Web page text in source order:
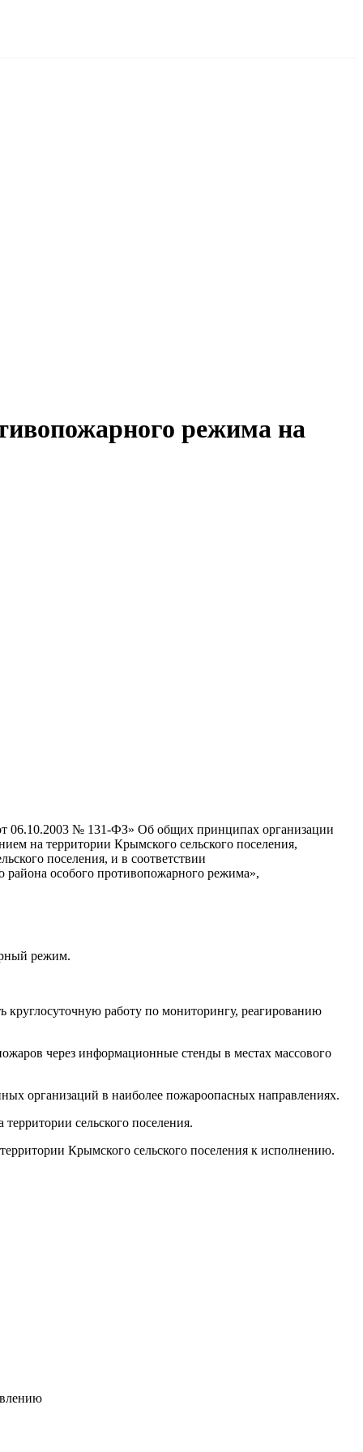
режима на
06.10.2003 № 131-ФЗ» Об общих принципах организации
на территории Крымского сельского поселения,
поселения, и в соответствии
особого противопожарного режима»,
режим.
работу по мониторингу, реагированию
через информационные стенды в местах массового
организаций в наиболее пожароопасных направлениях.
сельского поселения.
Крымского сельского поселения к исполнению.